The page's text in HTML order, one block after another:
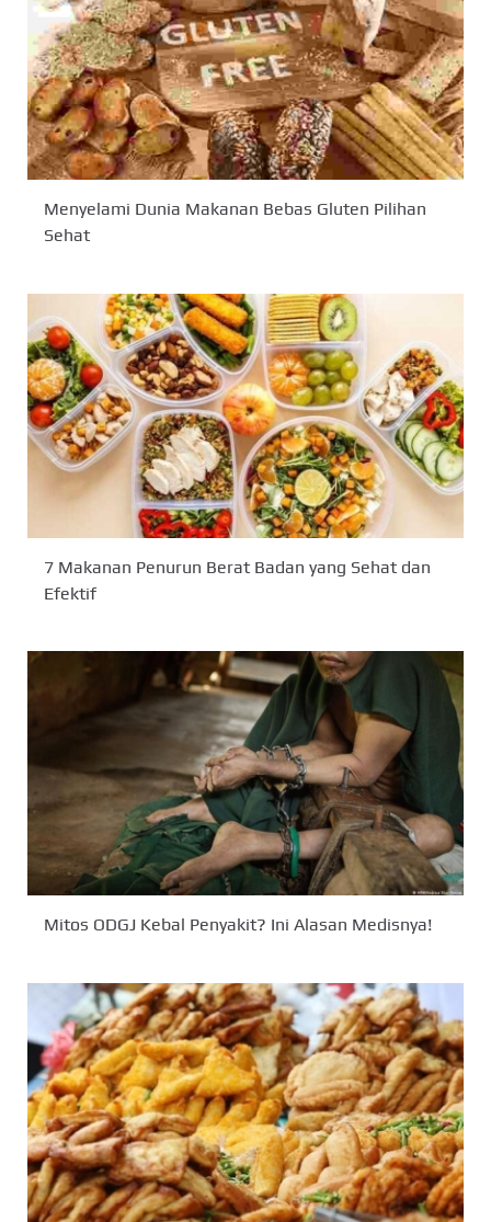
Menyelami Dunia Makanan Bebas Gluten Pilihan
Sehat
7 Makanan Penurun Berat Badan yang Sehat dan
Efektif
Mitos ODGJ Kebal Penyakit? Ini Alasan Medisnya!